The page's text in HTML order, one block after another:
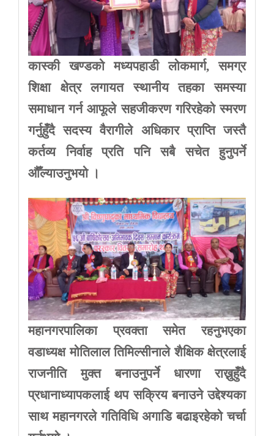
कास्की खण्डको मध्यपहाडी लोकमार्ग,समग्र
शिक्षा
क्षेत्र लगायत स्थानीय तहका
समस्या
समाधान गर्न आफूले सहजीकरण गरिरहेको स्मरण
गर्नुहुँदै सदस्य वैरागीले अधिकार प्राप्ति जस्तै
कर्तव्य
निर्वाह प्रति पनि सबै सचेत
हुनुपर्ने
औँल्याउनुभयो ।
महानगरपालिका प्रवक्ता समेत
रहनुभएका
वडाध्यक्ष मोतिलाल तिमिल्सीनाले शैक्षिक क्षेत्रलाई
राजनीति
मुक्त बनाउनुपर्ने धारणा
राख्नुहुँदै
प्रधानाध्यापकलाई थप सक्रिय बनाउने उद्देश्यका
साथ महानगरले गतिविधि अगाडि बढाइरहेको चर्चा